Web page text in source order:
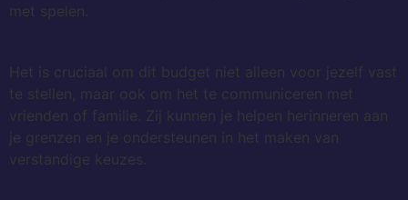
met spelen.
Het is cruciaal om dit budget niet alleen voor jezelf vast
te stellen, maar ook om het te communiceren met
vrienden of familie. Zij kunnen je helpen herinneren aan
je grenzen en je ondersteunen in het maken van
verstandige keuzes.